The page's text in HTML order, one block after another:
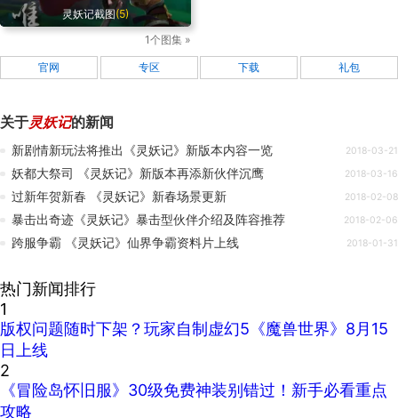
灵妖记截图(5)
1个图集 »
官网 专区 下载 礼包
关于灵妖记的新闻
新剧情新玩法将推出《灵妖记》新版本内容一览 2018-03-21
妖都大祭司 《灵妖记》新版本再添新伙伴沉鹰 2018-03-16
过新年贺新春 《灵妖记》新春场景更新 2018-02-08
暴击出奇迹《灵妖记》暴击型伙伴介绍及阵容推荐 2018-02-06
跨服争霸 《灵妖记》仙界争霸资料片上线 2018-01-31
热门新闻排行
1
版权问题随时下架？玩家自制虚幻5《魔兽世界》8月15
日上线
2
《冒险岛怀旧服》30级免费神装别错过！新手必看重点
攻略